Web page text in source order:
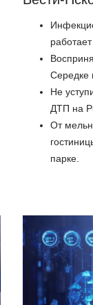
Середке
Не
ДТП на
От
парке.